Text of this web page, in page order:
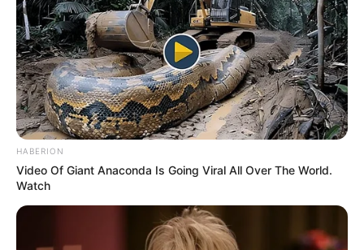
HABERION
Video Of Giant Anaconda Is Going Viral All Over The World.
Watch